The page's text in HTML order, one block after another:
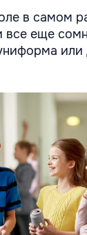
в самом
все еще
или